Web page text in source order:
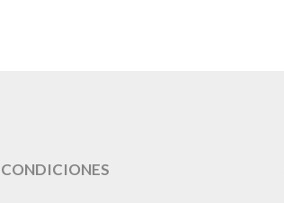
CONDICIONES